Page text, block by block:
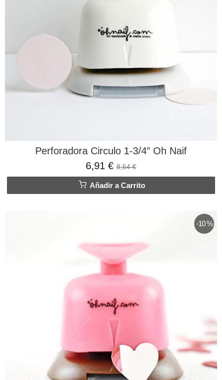
Perforadora Circulo 1-3/4” Oh Naif
6,91 € 8,64 €
Añadir a Carrito
-10 %